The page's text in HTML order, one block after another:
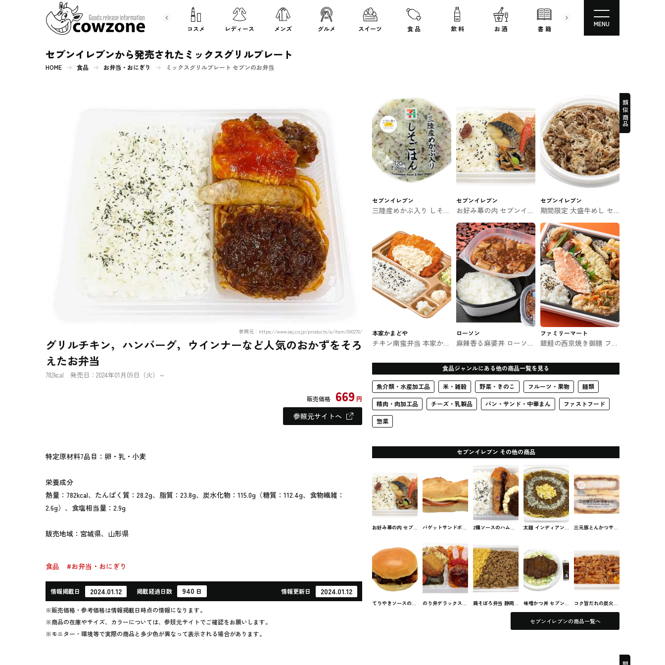
書 籍 文房具 コスメ レディース メンズ グルメ スイーツ 食 品 飲 料 お 酒 書 籍 文房具
MENU
セブンイレブンから発売されたミックスグリルプレート
HOME 食品 お弁当・おにぎり ミックスグリルプレート セブンのお弁当
参照元：https://www.sej.co.jp/products/a/item/042270/
グリルチキン，ハンバーグ，ウインナーなど人気のおかずをそろ
えたお弁当
782kcal 発売日：2024年01月09日（火）～
販売価格 669 円
参照元サイトへ
特定原材料7品目：卵・乳・小麦
栄養成分
熱量：782kcal、たんぱく質：28.2g、脂質：23.8g、炭水化物：115.0g（糖質：112.4g、食物繊維：
2.6g）、食塩相当量：2.9g
販売地域：宮城県、山形県
食品 #お弁当・おにぎり
情報掲載日 2024.01.12 掲載経過日数 940 日 情報更新日 2024.01.12
※販売価格・参考価格は情報掲載日時点の情報になります。
※商品の在庫やサイズ、カラーについては、参照元サイトでご確認をお願いします。
※モニター・環境等で実際の商品と多少色が異なって表示される場合があります。
類似商品
セブンイレブン
三陸産めかぶ入り しそご
ブンのおにぎり
セブンイレブン
お好み幕の内 セブンイレ
ブンのお弁当
セブンイレブン
期間限定 大盛牛めし セ
ブンのお弁当
本家かまどや
チキン南蛮弁当 本家かま
ローソン
麻辣香る麻婆丼 ローソン
ファミリーマート
銀鮭の西京焼き御膳 ファ
食品ジャンルにある他の商品一覧を見る
魚介類・水産加工品 米・雑穀 野菜・きのこ フルーツ・果物 麺類
精肉・肉加工品 チーズ・乳製品 パン・サンド・中華まん ファストフード
惣菜
セブンイレブン その他の商品
お好み幕の内 セブ
バゲットサンドボン
セブンイレブンのサ
ンドイッチ・ロール
パン
2種ソースのハムカ
太麺 インディアン
三元豚とんかつサン
てりやきソースのチ
のり弁デラックス
鶏そぼろ弁当 静岡
県産鶏肉使用 セブ
味噌かつ丼 セブン
のお弁当
コク旨だれの炭火焼
き牛カルビ弁当 セ
ブンのお弁当
セブンイレブンの商品一覧へ